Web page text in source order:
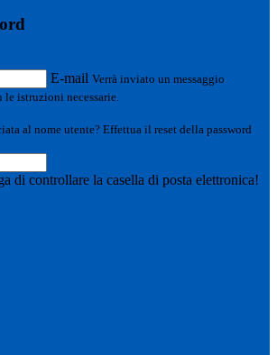
E-mail Verrà inviato un messaggio
istruzioni necessarie.
al nome utente? Effettua il reset della password
di controllare la casella di posta elettronica!